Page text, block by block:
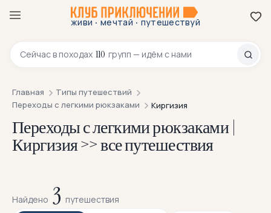
живи · мечтай · путешествуй
Сейчас в походах 110 групп — идём с нами
8 800 200-70-23
Главная
Типы путешествий
Переходы с легкими рюкзаками
Киргизия
Переходы с легкими рюкзаками |
Киргизия >> все путешествия
Найдено 3 путешествия